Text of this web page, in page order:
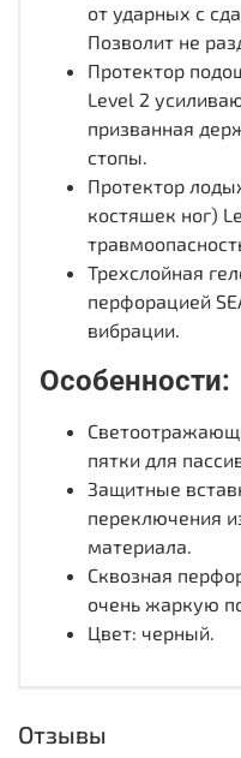
от ударных с
Позволит не
Протектор
Level 2
призванная
стопы.
Протектор
костяшек ног)
Трехслойная
перфорацией
вибрации.
Особенности:
пятки для
Защитные
переключения
материала.
Сквозная
очень жаркую
Цвет: черный.
Отзывы